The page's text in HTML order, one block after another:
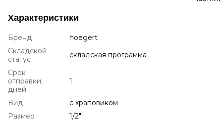
Характеристики
Бренд
hoegert
Складской
статус
складская программа
Срок
отправки,
дней
1
Вид
с храповиком
Размер
1/2"